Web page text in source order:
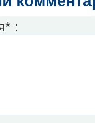
: